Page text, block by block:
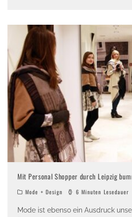
Mit Personal Shopper durch Leipzig
Mode + Design 6 Minuten Lesedauer
Mode ist ebenso ein Ausdruck